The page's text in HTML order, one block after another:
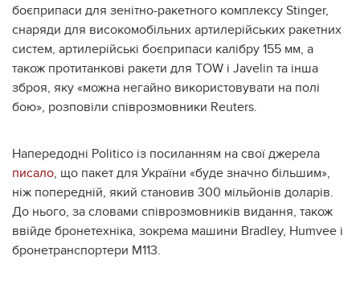
боєприпаси для зенітно-ракетного комплексу Stinger,
снаряди для високомобільних артилерійських ракетних
систем, артилерійські боєприпаси калібру 155 мм, а
також протитанкові ракети для TOW і Javelin та інша
зброя, яку «можна негайно використовувати на полі
бою», розповіли співрозмовники Reuters.
Напередодні Politico із посиланням на свої джерела
писало, що пакет для України «буде значно більшим»,
ніж попередній, який становив 300 мільйонів доларів.
До нього, за словами співрозмовників видання, також
ввійде бронетехніка, зокрема машини Bradley, Humvee і
бронетранспортери M113.